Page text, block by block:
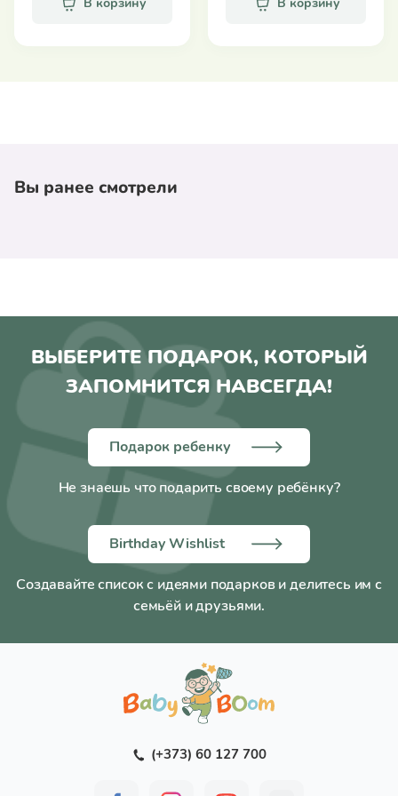
выхода на солнце. Рекомендуется наносить два
Вы ранее смотрели
ВЫБЕРИТЕ ПОДАРОК, КОТОРЫЙ
ЗАПОМНИТСЯ НАВСЕГДА!
Подарок ребенку
Не знаешь что подарить своему ребёнку?
Birthday Wishlist
Создавайте список с идеями подарков и делитесь им с
семьёй и друзьями.
(+373) 60 127 700